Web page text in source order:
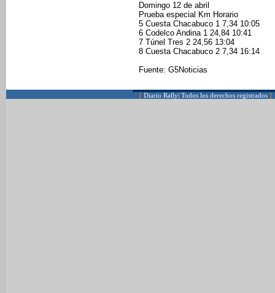
Domingo 12 de abril
Prueba especial Km Horario
5 Cuesta Chacabuco 1 7,34 10:05
6 Codelco Andina 1 24,84 10:41
7 Túnel Tres 2 24,56 13:04
8 Cuesta Chacabuco 2 7,34 16:14
Fuente: G5Noticias
[ Diario Rally| Todos los derechos registrados ]